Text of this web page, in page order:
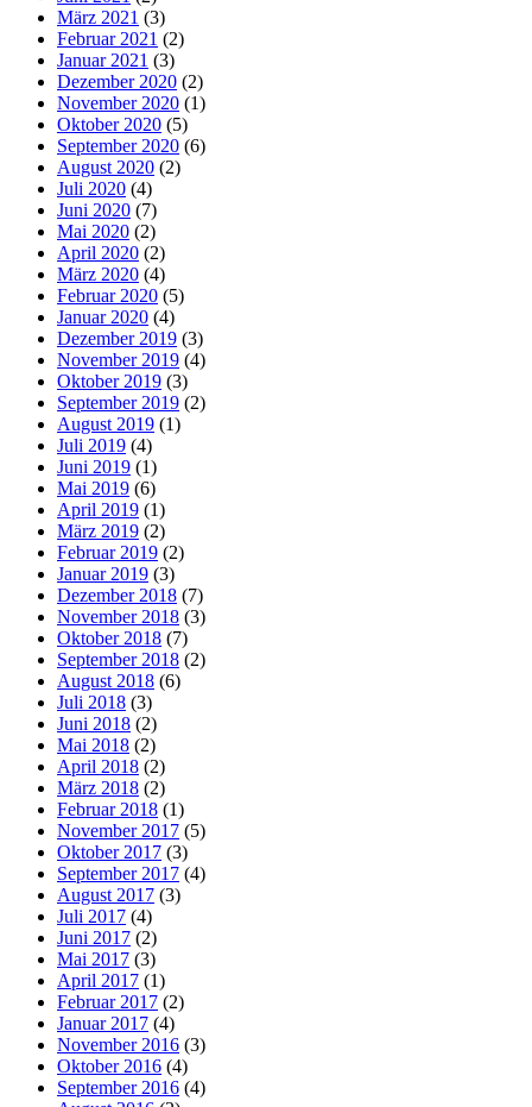
März 2021 (3)
Februar 2021 (2)
Januar 2021 (3)
Dezember 2020 (2)
November 2020 (1)
Oktober 2020 (5)
September 2020 (6)
August 2020 (2)
Juli 2020 (4)
Juni 2020 (7)
Mai 2020 (2)
April 2020 (2)
März 2020 (4)
Februar 2020 (5)
Januar 2020 (4)
Dezember 2019 (3)
November 2019 (4)
Oktober 2019 (3)
September 2019 (2)
August 2019 (1)
Juli 2019 (4)
Juni 2019 (1)
Mai 2019 (6)
April 2019 (1)
März 2019 (2)
Februar 2019 (2)
Januar 2019 (3)
Dezember 2018 (7)
November 2018 (3)
Oktober 2018 (7)
September 2018 (2)
August 2018 (6)
Juli 2018 (3)
Juni 2018 (2)
Mai 2018 (2)
April 2018 (2)
März 2018 (2)
Februar 2018 (1)
November 2017 (5)
Oktober 2017 (3)
September 2017 (4)
August 2017 (3)
Juli 2017 (4)
Juni 2017 (2)
Mai 2017 (3)
April 2017 (1)
Februar 2017 (2)
Januar 2017 (4)
November 2016 (3)
Oktober 2016 (4)
September 2016 (4)